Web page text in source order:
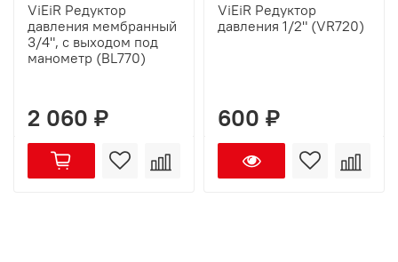
ViEiR Редуктор
давления мембранный
3/4", с выходом под
манометр (BL770)
2 060 ₽
ViEiR Редуктор
давления 1/2" (VR720)
600 ₽